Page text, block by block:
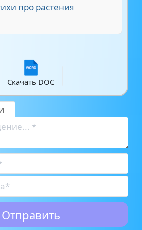
про растения
Скачать DOC